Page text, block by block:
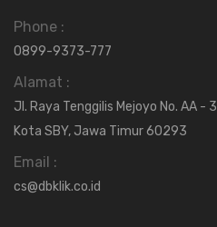
Phone :
0899-9373-777
Alamat :
Jl. Raya Tenggilis Mejoyo No. AA -
Kota SBY, Jawa Timur 60293
Email :
cs@dbklik.co.id